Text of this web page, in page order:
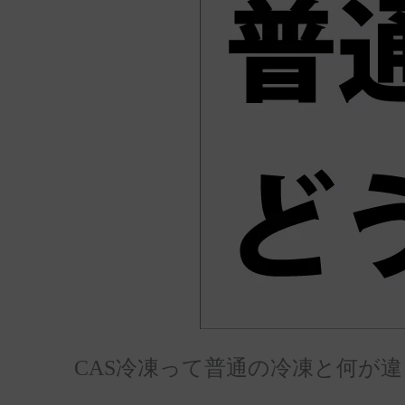
CAS冷凍って普通の冷凍と何が